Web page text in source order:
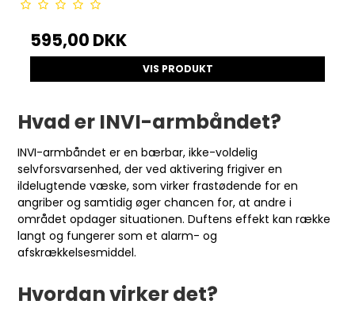
595,00 DKK
VIS PRODUKT
Hvad er INVI-armbåndet?
INVI-armbåndet er en bærbar, ikke-voldelig
selvforsvarsenhed, der ved aktivering frigiver en
ildelugtende væske, som virker frastødende for en
angriber og samtidig øger chancen for, at andre i
området opdager situationen. Duftens effekt kan række
langt og fungerer som et alarm- og
afskrækkelsesmiddel.
Hvordan virker det?